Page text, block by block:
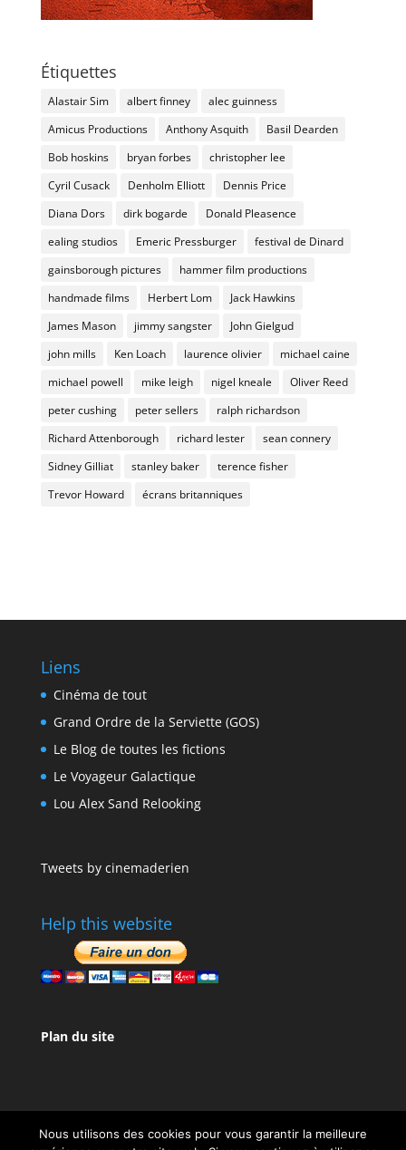
Étiquettes
Alastair Sim albert finney
alec guinness
Amicus Productions
Anthony Asquith
Basil Dearden
Bob hoskins
bryan forbes
christopher lee
Cyril Cusack
Denholm Elliott
Dennis Price
Diana Dors
dirk bogarde
Donald Pleasence
ealing studios
Emeric Pressburger
festival de Dinard
gainsborough pictures
hammer film productions
handmade films
Herbert Lom
Jack Hawkins
James Mason
jimmy sangster
John Gielgud
john mills
Ken Loach laurence olivier
michael caine
michael powell
mike leigh nigel kneale
Oliver Reed
peter cushing
peter sellers
ralph richardson
Richard Attenborough
richard lester
sean connery
Sidney Gilliat
stanley baker
terence fisher
Trevor Howard
écrans britanniques
Liens
Cinéma de tout
Grand Ordre de la Serviette (GOS)
Le Blog de toutes les fictions
Le Voyageur Galactique
Lou Alex Sand Relooking
Tweets by cinemaderien
Help this website
Plan du site
Nous utilisons des cookies pour vous garantir la meilleure